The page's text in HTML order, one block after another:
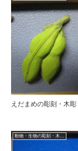
えだまめの彫刻・木